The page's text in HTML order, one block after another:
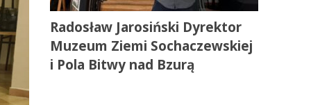
Radosław Jarosiński Dyrektor
Muzeum Ziemi Sochaczewskiej
i Pola Bitwy nad Bzurą